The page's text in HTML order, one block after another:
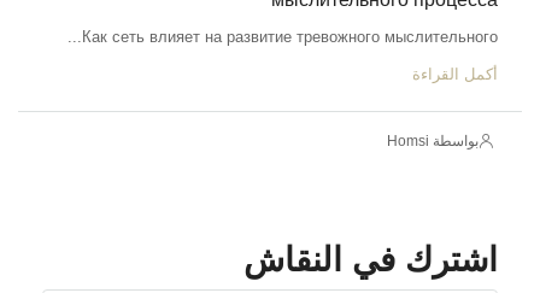
Как сеть влияет на развитие тревожного мыслительного...
أكمل القراءة
بواسطة Homsi
اشترك في النقاش